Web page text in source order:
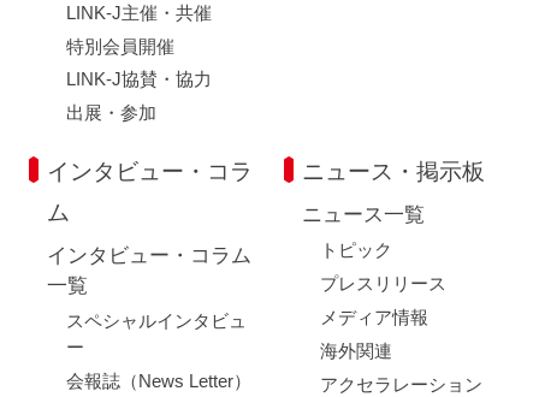
LINK-J主催・共催
特別会員開催
LINK-J協賛・協力
出展・参加
インタビュー・コラ
ム
インタビュー・コラム
一覧
スペシャルインタビュ
ー
会報誌（News Letter）
ニュース・掲示板
ニュース一覧
トピック
プレスリリース
メディア情報
海外関連
アクセラレーション